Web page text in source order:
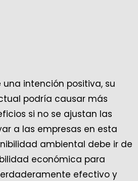
intención positiva, su
podría causar más
si no se ajustan las
a las empresas en esta
ambiental debe ir de
económica para
efectivo y